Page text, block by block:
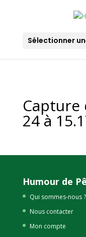
Sélectionner
Capture
24 à
Humour de
Qui sommes-nous ?
Nous contacter
Mon compte